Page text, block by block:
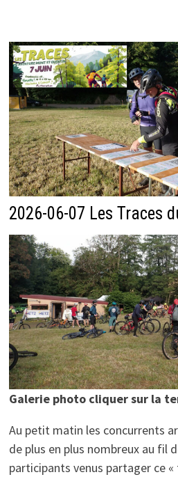
2026-06-07 Les Traces
Galerie photo cliquer sur la
Au petit matin les concurrents
de plus en plus nombreux au fil
participants venus partager ce «